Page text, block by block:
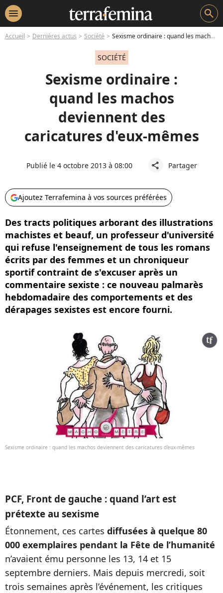
menu search
Accueil Dernières actus Société Sexisme ordinaire : quand les machos deviennent des caricatures d'eux-mêmes
SOCIÉTÉ
Sexisme ordinaire :
quand les machos
deviennent des
caricatures d'eux-mêmes
Publié le 4 octobre 2013 à 08:00 share Partager
Ajoutez Terrafemina à vos sources préférées
Des tracts politiques arborant des illustrations
machistes et beauf, un professeur d'université
qui refuse l'enseignement de tous les romans
écrits par des femmes et un chroniqueur
sportif contraint de s'excuser après un
commentaire sexiste : ce nouveau palmarès
hebdomadaire des comportements et des
dérapages sexistes est encore fourni.
Sexisme ordinaire : quand les machos deviennent des caricatures d'eux-mêmes
PCF, Front de gauche : quand l’art est
prétexte au sexisme
Étonnement, ces cartes diffusées à quelque 80
000 exemplaires pendant la Fête de l’humanité
n’avaient ému personne les 13, 14 et 15
septembre derniers. Mais depuis mercredi, soit
trois semaines après l’événement, les critiques